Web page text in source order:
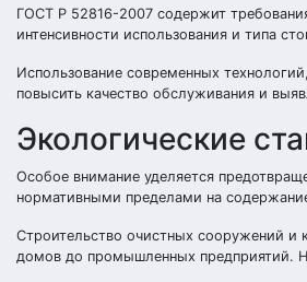
ГОСТ Р 52816-2007 содержит
интенсивности использования и типа
Использование современных
повысить качество обслуживания и
Экологические
Особое внимание уделяется
нормативными пределами на
Строительство очистных сооружений и
домов до промышленных предприятий.